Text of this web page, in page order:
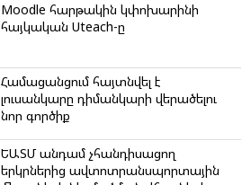
Moodle հարթակին կփոխարինի
հայկական Uteach-ը
Համացանցում հայտնվել է
լուսանկարը դիմանկարի վերածելու
նոր գործիք
ԵԱՏՄ անդամ չհանդիսացող
երկրներից ավտոտրանսպորտային